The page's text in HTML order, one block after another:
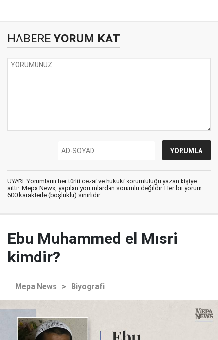
HABERE YORUM KAT
UYARI: Yorumların her türlü cezai ve hukuki sorumluluğu yazan kişiye
aittir. Mepa News, yapılan yorumlardan sorumlu değildir. Her bir yorum
600 karakterle (boşluklu) sınırlıdır.
Ebu Muhammed el Mısri
kimdir?
Mepa News > Biyografi